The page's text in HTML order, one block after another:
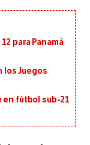
para Panamá
los Juegos
en fútbol sub-21